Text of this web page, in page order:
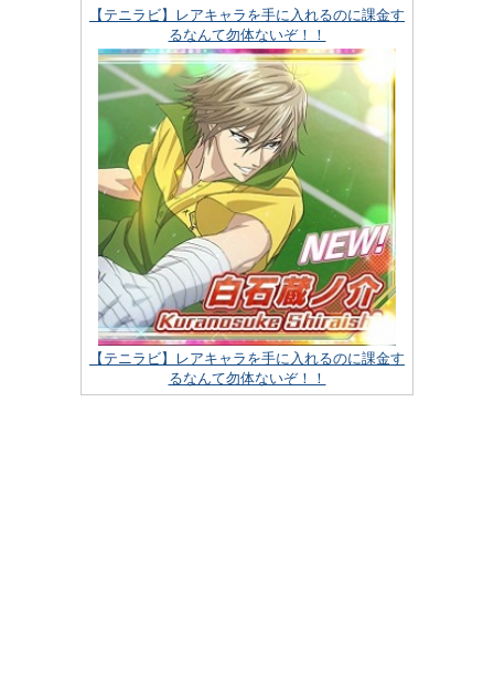
【テニラビ】レアキャラを手に入れるのに課金す
るなんて勿体ないぞ！！
【テニラビ】レアキャラを手に入れるのに課金す
るなんて勿体ないぞ！！